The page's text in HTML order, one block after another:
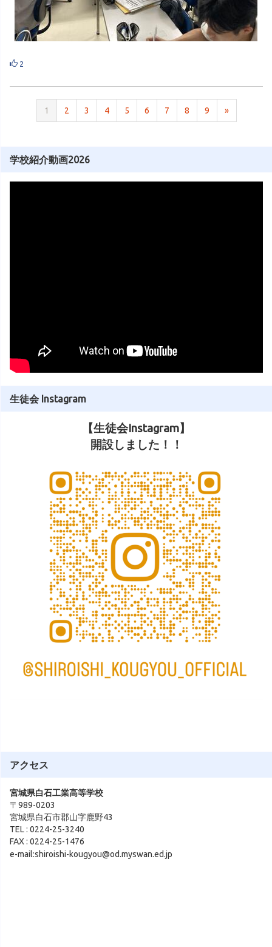
2
1 2 3 4 5 6 7 8 9 »
学校紹介動画2026
生徒会 Instagram
【生徒会Instagram】
開設しました！！
アクセス
宮城県白石工業高等学校
〒989-0203
宮城県白石市郡山字鹿野43
TEL : 0224-25-3240
FAX : 0224-25-1476
e-mail:shiroishi-kougyou@od.myswan.ed.jp